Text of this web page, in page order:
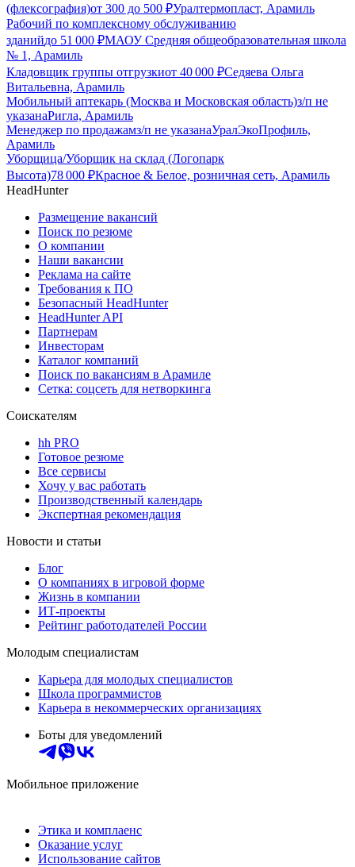
(флексография)от 300 до 500 ₽Уралтермопласт, Арамиль
Рабочий по комплексному обслуживанию
зданийдо 51 000 ₽МАОУ Средняя общеобразовательная школа
№ 1, Арамиль
Кладовщик группы отгрузкиот 40 000 ₽Седяева Ольга
Витальевна, Арамиль
Мобильный аптекарь (Москва и Московская область)з/п не
указанаРигла, Арамиль
Менеджер по продажамз/п не указанаУралЭкоПрофиль,
Арамиль
Уборщица/Уборщик на склад (Логопарк
Высота)78 000 ₽Красное & Белое, розничная сеть, Арамиль
HeadHunter
Размещение вакансий
Поиск по резюме
О компании
Наши вакансии
Реклама на сайте
Требования к ПО
Безопасный HeadHunter
HeadHunter API
Партнерам
Инвесторам
Каталог компаний
Поиск по вакансиям в Арамиле
Сетка: соцсеть для нетворкинга
Соискателям
hh PRO
Готовое резюме
Все сервисы
Хочу у вас работать
Производственный календарь
Экспертная рекомендация
Новости и статьи
Блог
О компаниях в игровой форме
Жизнь в компании
ИТ-проекты
Рейтинг работодателей России
Молодым специалистам
Карьера для молодых специалистов
Школа программистов
Карьера в некоммерческих организациях
Боты для уведомлений
Мобильное приложение
Этика и комплаенс
Оказание услуг
Использование сайтов